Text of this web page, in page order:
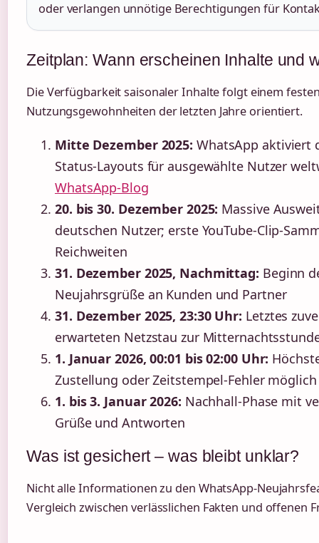
oder verlangen unnötige Berechtigungen für
Zeitplan: Wann erscheinen Inhalte und
Die Verfügbarkeit saisonaler Inhalte folgt einem
Nutzungsgewohnheiten der letzten Jahre orientiert.
Mitte Dezember 2025: WhatsApp aktiviert
Status-Layouts für ausgewählte Nutzer
WhatsApp-Blog
20. bis 30. Dezember 2025: Massive
deutschen Nutzer; erste YouTube-Clip-
Reichweiten
31. Dezember 2025, Nachmittag: Beginn
Neujahrsgrüße an Kunden und Partner
31. Dezember 2025, 23:30 Uhr: Letztes
erwarteten Netzstau zur
1. Januar 2026, 00:01 bis 02:00 Uhr:
Zustellung oder Zeitstempel-Fehler möglich
1. bis 3. Januar 2026: Nachhall-Phase mit
Grüße und Antworten
Was ist gesichert – was bleibt unklar?
Nicht alle Informationen zu den WhatsApp-
Vergleich zwischen verlässlichen Fakten und offenen